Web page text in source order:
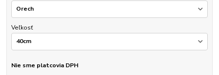
Veľkosť
Nie sme platcovia DPH